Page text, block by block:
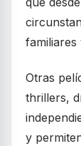
familiares
Otras
thrillers,
y